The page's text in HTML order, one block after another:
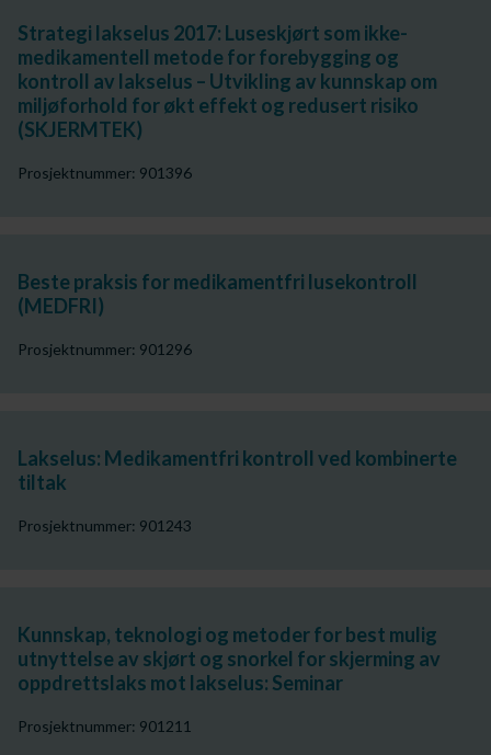
Strategi lakselus 2017: Luseskjørt som ikke-
medikamentell metode for forebygging og
kontroll av lakselus – Utvikling av kunnskap om
miljøforhold for økt effekt og redusert risiko
(SKJERMTEK)
Prosjektnummer: 901396
Beste praksis for medikamentfri lusekontroll
(MEDFRI)
Prosjektnummer: 901296
Lakselus: Medikamentfri kontroll ved kombinerte
tiltak
Prosjektnummer: 901243
Kunnskap, teknologi og metoder for best mulig
utnyttelse av skjørt og snorkel for skjerming av
oppdrettslaks mot lakselus: Seminar
Prosjektnummer: 901211